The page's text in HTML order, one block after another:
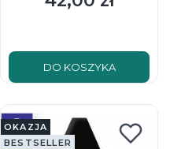
DO KOSZYKA
OKAZJA
BESTSELLER